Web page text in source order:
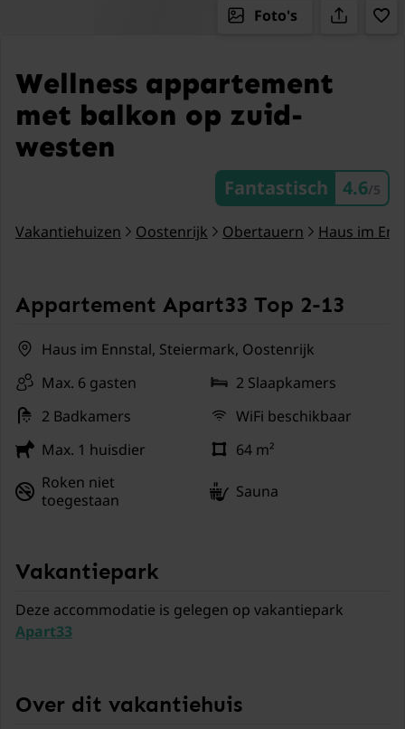
Foto's
Wellness appartement
met balkon op zuid-
westen
Fantastisch 4.6/5
Vakantiehuizen Oostenrijk Obertauern Haus im
Appartement Apart33 Top 2-13
Haus im Ennstal, Steiermark, Oostenrijk
Max. 6 gasten
2 Slaapkamers
2 Badkamers
WiFi beschikbaar
Max. 1 huisdier
64 m²
Roken niet
toegestaan
Sauna
Vakantiepark
Deze accommodatie is gelegen op vakantiepark
Apart33
Over dit vakantiehuis